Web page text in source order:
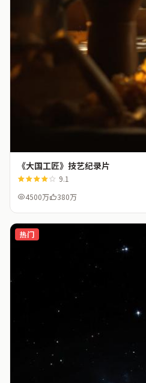
《大国工匠》技艺纪录片
9.1
4500万
380万
热门